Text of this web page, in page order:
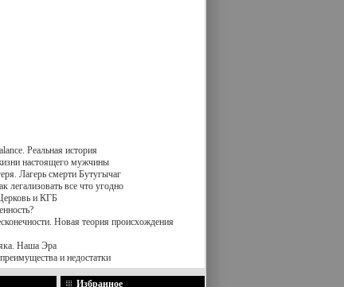
Реальная история
настоящего мужчины
Лагерь смерти Бутугычаг
легализовать все что угодно
и КГБ
Новая теория происхождения
Наша Эра
и недостатки
Избранное